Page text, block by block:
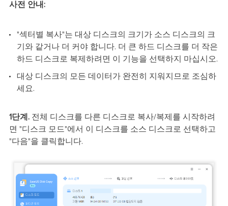
사전 안내:
"섹터별 복사"는 대상 디스크의 크기가 소스 디스크의 크
기와 같거나 더 커야 합니다. 더 큰 하드 디스크를 더 작은
하드 디스크로 복제하려면 이 기능을 선택하지 마십시오.
대상 디스크의 모든 데이터가 완전히 지워지므로 조심하
세요.
1단계.전체 디스크를 다른 디스크로 복사/복제를 시작하려
면 "디스크 모드"에서 이 디스크를 소스 디스크로 선택하고
"다음"을 클릭합니다.